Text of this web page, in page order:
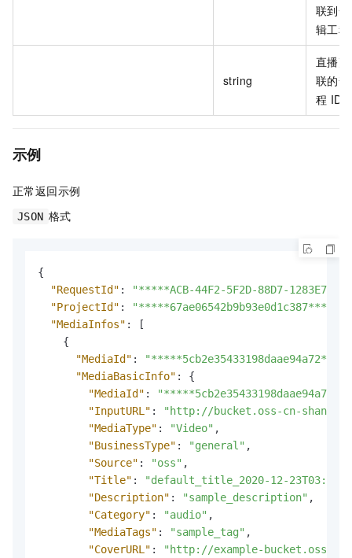
联到
辑工程
string
直播
联的
程 ID
示例
正常返回示例
JSON 格式
{
"RequestId" :
"*****ACB-44F2-5F2D-88D7-
"ProjectId" : "*****67ae06542b9b93e0d1c387*****"
"MediaInfos" :
[
{
"MediaId" :
"MediaBasicInfo" :
{
"MediaId" :
"InputURL" :
"http://bucket.oss-cn-
"MediaType" : "Video" ,
"BusinessType" : "general" ,
"Source" : "oss" ,
"Title" :
"default_title_2020-12-
"Description" : "sample_description" ,
"Category" : "audio" ,
"MediaTags" : "sample_tag" ,
"CoverURL" :
"http://example-bucket.oss-cn-